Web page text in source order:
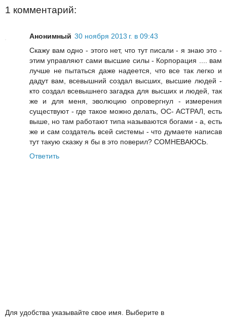
1 комментарий:
Анонимный 30 ноября 2013 г. в 09:43
Скажу вам одно - этого нет, что тут писали - я знаю это -
этим управляют сами высшие силы - Корпорация .... вам
лучше не пытаться даже надеется, что все так легко и
дадут вам, всевышний создал высших, высшие людей -
кто создал всевышнего загадка для высших и людей, так
же и для меня, эволюцию опровергнул - измерения
существуют - где такое можно делать, ОС- АСТРАЛ, есть
выше, но там работают типа называются богами - а, есть
же и сам создатель всей системы - что думаете написав
тут такую сказку я бы в это поверил? СОМНЕВАЮСЬ.
Ответить
Для удобства указывайте свое имя. Выберите в